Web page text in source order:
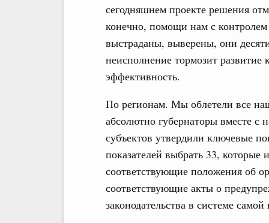
сегодняшнем проекте решения
конечно, помощи нам с
выстраданы, выверены, они
неисполнение тормозит
эффективность.
По регионам. Мы облетели все
абсолютно губернаторы вместе
субъектов утвердили ключевые
показателей выбрать 33,
соответствующие положения об
соответствующие акты о
законодательства в системе